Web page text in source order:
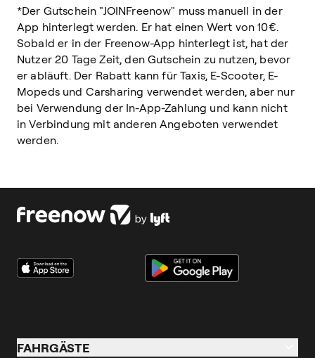
*Der Gutschein "JOINFreenow" muss manuell in der
App hinterlegt werden. Er hat einen Wert von 10€.
Sobald er in der Freenow-App hinterlegt ist, hat der
Nutzer 20 Tage Zeit, den Gutschein zu nutzen, bevor
er abläuft. Der Rabatt kann für Taxis, E-Scooter, E-
Mopeds und Carsharing verwendet werden, aber nur
bei Verwendung der In-App-Zahlung und kann nicht
in Verbindung mit anderen Angeboten verwendet
werden.
FAHRGÄSTE